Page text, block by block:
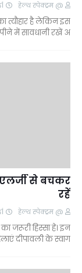
@ हेल्थ स्पेक्ट्रम
त्यौहार है लेकिन इस
में सावधानी रखें अ…
से बचकर
रहें
@ हेल्थ स्पेक्ट्रम
जरूरी हिस्सा हे। इन
दीपावली के स्वाग…